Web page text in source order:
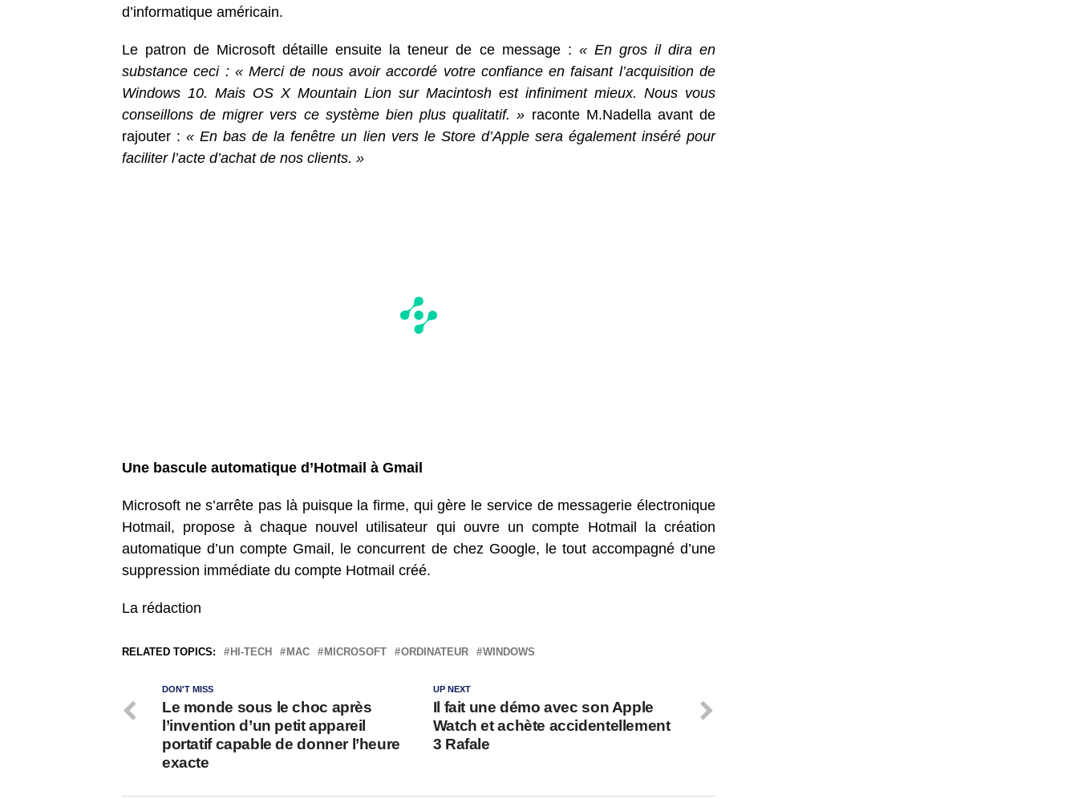
d’informatique américain.
Le patron de Microsoft détaille ensuite la teneur de ce message : « En gros il dira en
substance ceci : « Merci de nous avoir accordé votre confiance en faisant l’acquisition de
Windows 10. Mais OS X Mountain Lion sur Macintosh est infiniment mieux. Nous vous
conseillons de migrer vers ce système bien plus qualitatif. » raconte M.Nadella avant de
rajouter : « En bas de la fenêtre un lien vers le Store d’Apple sera également inséré pour
faciliter l’acte d’achat de nos clients. »
Une bascule automatique d’Hotmail à Gmail
Microsoft ne s’arrête pas là puisque la firme, qui gère le service de messagerie électronique
Hotmail, propose à chaque nouvel utilisateur qui ouvre un compte Hotmail la création
automatique d’un compte Gmail, le concurrent de chez Google, le tout accompagné d’une
suppression immédiate du compte Hotmail créé.
La rédaction
RELATED TOPICS: HI-TECH MAC MICROSOFT ORDINATEUR WINDOWS
UP NEXT
Il fait une démo avec son Apple
Watch et achète accidentellement
3 Rafale
DON'T MISS
Le monde sous le choc après
l’invention d’un petit appareil
portatif capable de donner l’heure
exacte